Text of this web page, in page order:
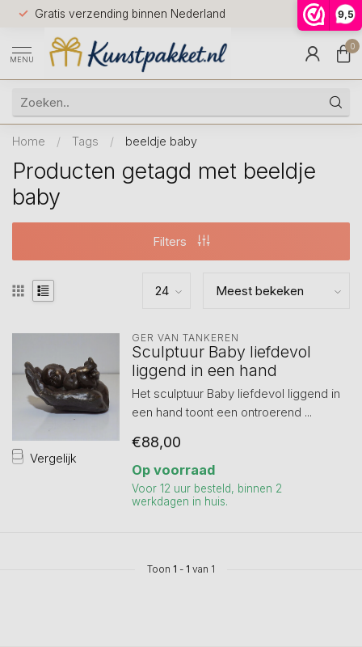
9,5
Gratis verzending binnen Nederland
Voor
huis
9.5
MENU
0
Home / Tags / beeldje baby
Producten getagd met beeldje
baby
Filters
Vergelijk
GER VAN TANKEREN
Sculptuur Baby liefdevol
liggend in een hand
Het sculptuur Baby liefdevol liggend in
een hand toont een ontroerend ...
€88,00
Op voorraad
Voor 12 uur besteld, binnen 2
werkdagen in huis.
Toon 1 - 1 van 1